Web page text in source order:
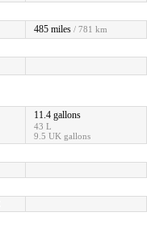
485 miles / 781 km
11.4 gallons
43 L
9.5 UK gallons